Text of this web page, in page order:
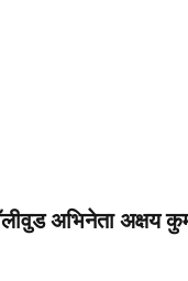
अभिनेता अक्षय